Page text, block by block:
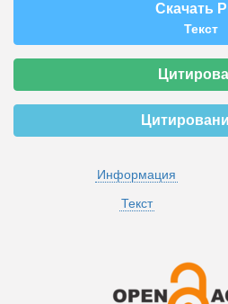
Скачать
Текст
Информация
Текст